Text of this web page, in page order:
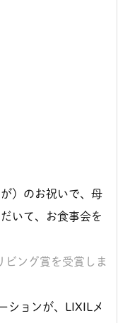
）のお祝いで、母
いて、お食事会を
ビング賞を受賞しま
ションが、LIXILメ